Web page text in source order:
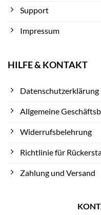
Support
Impressum
HILFE & KONTAKT
Datenschutzerklärung
Allgemeine
Widerrufsbelehrung
Richtlinie für
Zahlung und Versand